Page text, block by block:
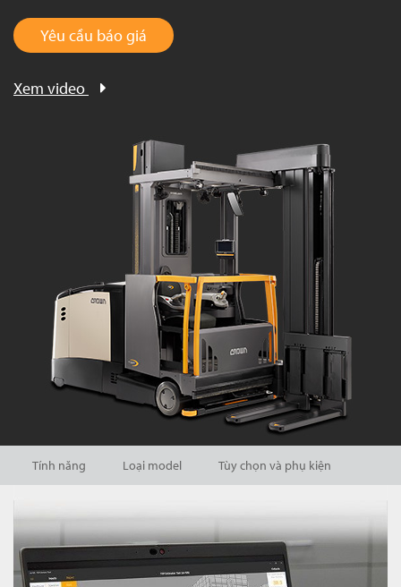
Yêu cầu báo giá
Xem video
Tính năng Loại model Tùy chọn và phụ kiện